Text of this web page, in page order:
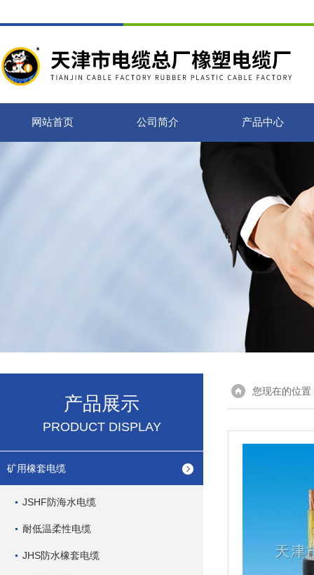
网站首页 公司简介 产品中心
产品展示
PRODUCT DISPLAY
矿用橡套电缆
JSHF防海水电缆
耐低温柔性电缆
JHS防水橡套电缆
您现在的位置